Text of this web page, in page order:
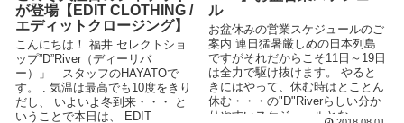
が登場【EDIT CLOTHING /
エディットクロージング】
こんにちは！ 福井 セレクトショ
ップ”D”River（ディーリバ
ー）」 スタッフのHAYATOで
す。 . 気温は最高でも10度をきり
だし、 いよいよ冬到来・・・ と
いうことで本日は、 EDIT
ル
お盆休みの営業スケジュールのご
案内 連日猛暑厳しめの日本列島
ですがそれだからこそ11日～19日
は全力で駆け抜けます。 やると
きにはやって、休む時はとことん
休む・・・の"D"Riverらしい分か
りやすいスケジュールとな...